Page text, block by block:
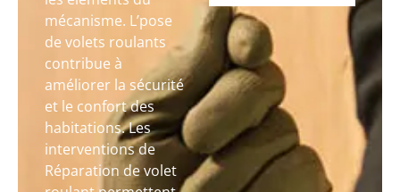
mécanisme. L’pose
de volets roulants
contribue à
améliorer la sécurité
et le confort des
habitations. Les
interventions de
Réparation de volet